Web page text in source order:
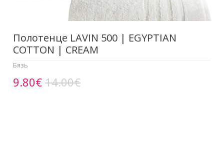
Полотенце LAVIN 500 | EGYPTIAN
COTTON | CREAM
Бязь
9.80€14.00€